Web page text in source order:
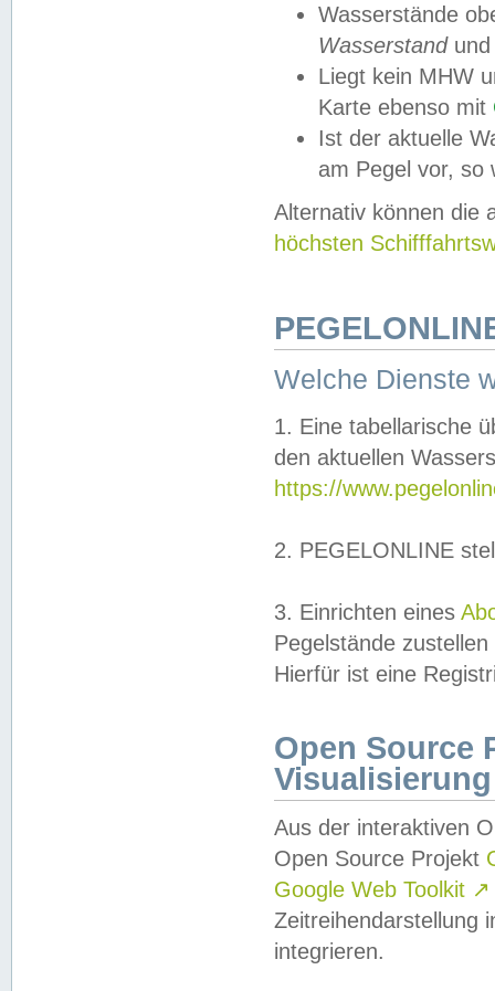
Wasserstände
Wasserstandund
Liegt kein MHW
Karte ebenso mit
Ist der aktuelle
am Pegel vor,
Alternativ können die
höchsten
Welche Dienste
1. Eine tabellarische
den aktuellen
https://
2. PEGELONLINE
3. Einrichten eines
Pegelstände
Hierfür ist eine
Open Source
Visualisierung
Aus der interaktiven
Open Source Projekt
Google Web Toolkit ↗
Zeitreihendarstellung
integrieren.